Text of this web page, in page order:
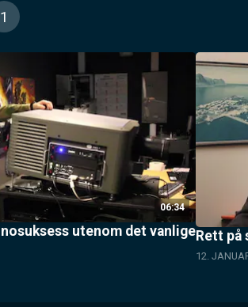
1
06:34
utenom det vanligeRett på
12.